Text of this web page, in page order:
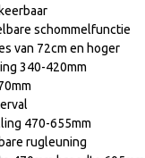
schommelfunctie
van 72cm en hoger
340-420mm
470-655mm
rugleuning